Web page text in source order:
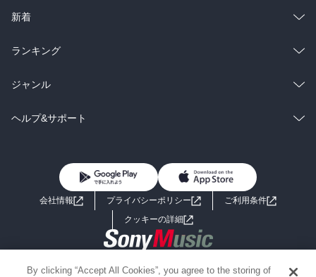
背中を見つめられている気分になる。
そんなの、一生変わるわけない。"
そうだね、と今日のわたしは思う。
ラノベ
雑誌・グラビア
BL・TL
総合
ラノベ
雑誌・グラビア
BL・TL
新着
総合
ラノベ
雑誌・グラビア
ランキング
総合
ラノベ
ジャンル
コミック
ライトノベル 男子向けラノベ
小説
海外小説
ヘルプ&サポート
よくあるご質問 お問い合わせ
会社情報 プライバシーポリシー
ご利用条件
クッキーの詳細
Copyright 2017 - 2026 Sony Music Entertainment(Japan) Inc.
By clicking “Accept All Cookies”, you agree to the storing of